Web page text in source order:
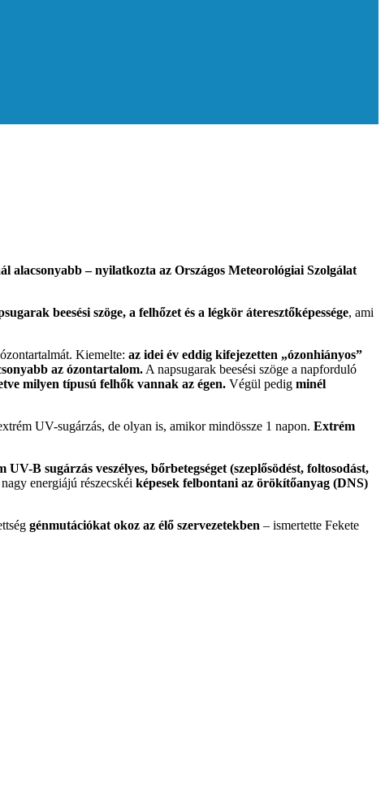
alacsonyabb – nyilatkozta az Országos Meteorológiai Szolgálat
beesési szöge, a felhőzet és a légkör áteresztőképessége, ami
Kiemelte: az idei év eddig kifejezetten „ózonhiányos”
az ózontartalom. A napsugarak beesési szöge a napforduló
milyen típusú felhők vannak az égen. Végül pedig minél
UV-sugárzás, de olyan is, amikor mindössze 1 napon. Extrém
UV-B sugárzás veszélyes, bőrbetegséget (szeplősödést, foltosodást,
energiájú részecskéi képesek felbontani az örökítőanyag (DNS)
génmutációkat okoz az élő szervezetekben – ismertette Fekete